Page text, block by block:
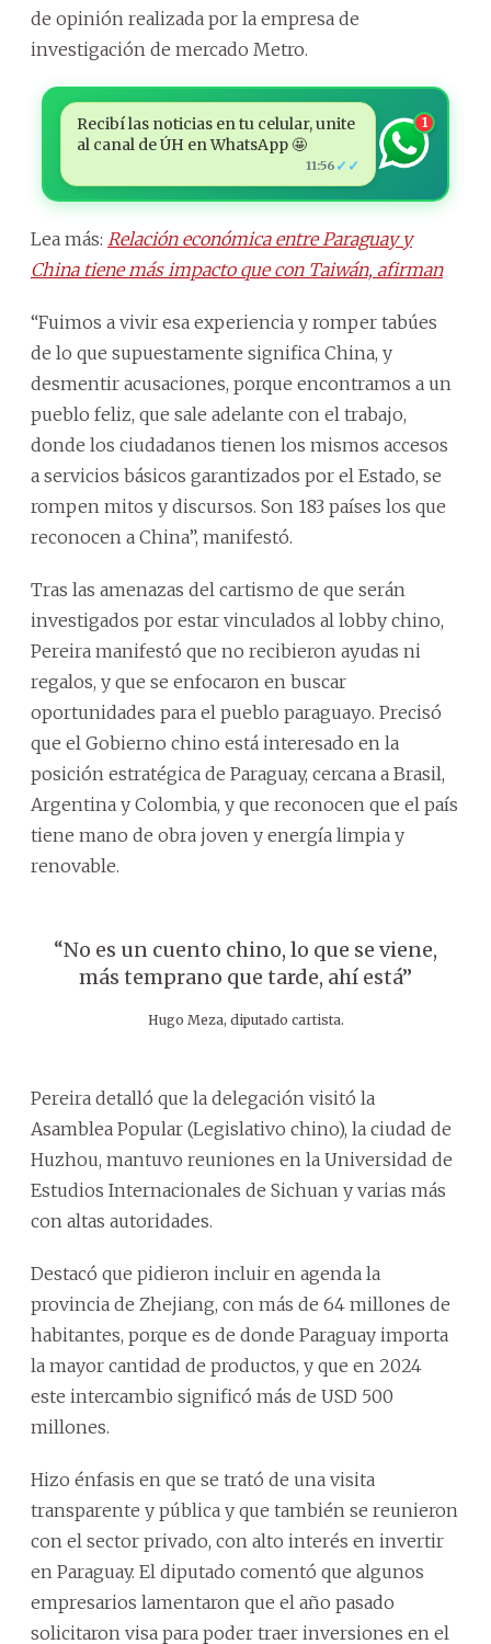
de opinión realizada por la empresa de
investigación de mercado Metro.
Recibí las noticias en tu celular, unite
al canal de ÚH en WhatsApp 🤩
11:56 ✓✓
1
Lea más: Relación económica entre Paraguay y
China tiene más impacto que con Taiwán, afirman
“Fuimos a vivir esa experiencia y romper tabúes
de lo que supuestamente significa China, y
desmentir acusaciones, porque encontramos a un
pueblo feliz, que sale adelante con el trabajo,
donde los ciudadanos tienen los mismos accesos
a servicios básicos garantizados por el Estado, se
rompen mitos y discursos. Son 183 países los que
reconocen a China”, manifestó.
Tras las amenazas del cartismo de que serán
investigados por estar vinculados al lobby chino,
Pereira manifestó que no recibieron ayudas ni
regalos, y que se enfocaron en buscar
oportunidades para el pueblo paraguayo. Precisó
que el Gobierno chino está interesado en la
posición estratégica de Paraguay, cercana a Brasil,
Argentina y Colombia, y que reconocen que el país
tiene mano de obra joven y energía limpia y
renovable.
“No es un cuento chino, lo que se viene,
más temprano que tarde, ahí está”
Hugo Meza, diputado cartista.
Pereira detalló que la delegación visitó la
Asamblea Popular (Legislativo chino), la ciudad de
Huzhou, mantuvo reuniones en la Universidad de
Estudios Internacionales de Sichuan y varias más
con altas autoridades.
Destacó que pidieron incluir en agenda la
provincia de Zhejiang, con más de 64 millones de
habitantes, porque es de donde Paraguay importa
la mayor cantidad de productos, y que en 2024
este intercambio significó más de USD 500
millones.
Hizo énfasis en que se trató de una visita
transparente y pública y que también se reunieron
con el sector privado, con alto interés en invertir
en Paraguay. El diputado comentó que algunos
empresarios lamentaron que el año pasado
solicitaron visa para poder traer inversiones en el